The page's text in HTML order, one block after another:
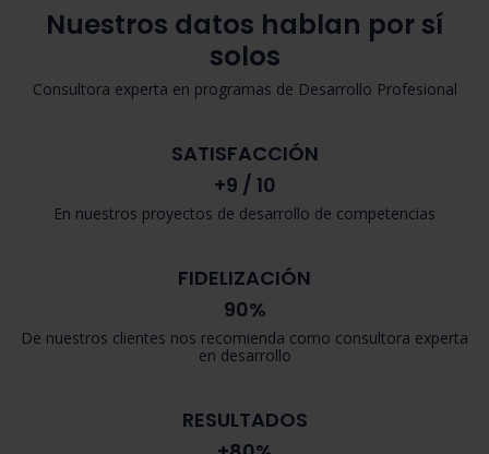
Nuestros datos hablan por sí
solos
Consultora experta en programas de Desarrollo Profesional
SATISFACCIÓN
+9 / 10
En nuestros proyectos de desarrollo de competencias
FIDELIZACIÓN
90%
De nuestros clientes nos recomienda como consultora experta
en desarrollo
RESULTADOS